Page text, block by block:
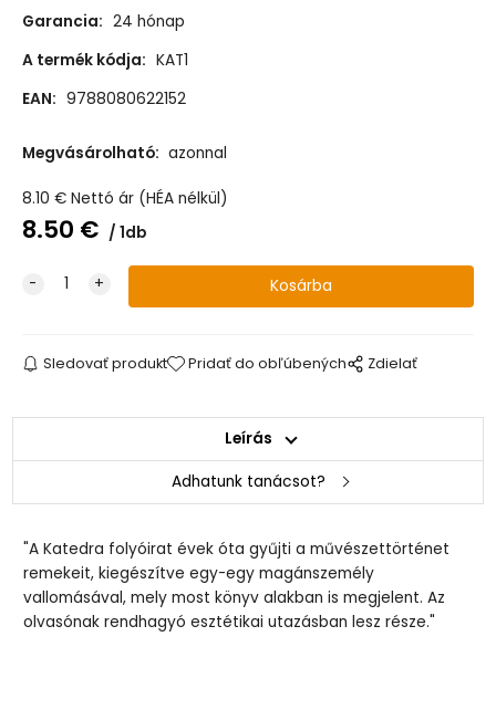
Garancia: 24 hónap
A termék kódja: KAT1
EAN: 9788080622152
Megvásárolható: azonnal
8.10 € Nettó ár (HÉA nélkül)
8.50 € 1db
Sledovať produkt Pridať do obľúbených Zdielať
Leírás
Adhatunk tanácsot?
"A Katedra folyóirat évek óta gyűjti a művészettörténet
remekeit, kiegészítve egy-egy magánszemély
vallomásával, mely most könyv alakban is megjelent. Az
olvasónak rendhagyó esztétikai utazásban lesz része."